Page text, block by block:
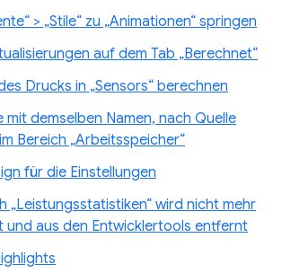
> „Stile“ zu „Animationen“ springen
auf dem Tab „Berechnet“
Drucks in „Sensors“ berechnen
mit demselben Namen, nach Quelle
Bereich „Arbeitsspeicher“
für die Einstellungen
„Leistungsstatistiken“ wird nicht mehr
und aus den Entwicklertools entfernt